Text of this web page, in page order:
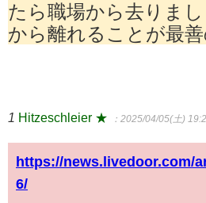
たら職場から去りまし
から離れることが最善
1 Hitzeschleier ★ ：2025/04/05(土)
https://news.livedoor.com/
6/